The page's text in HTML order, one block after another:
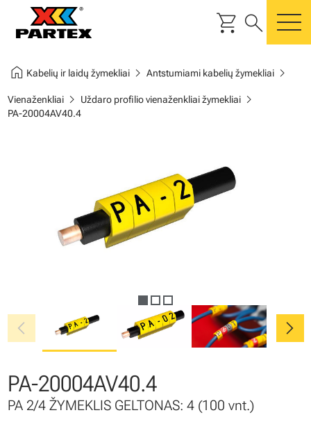
shopping_cart search
home Kabelių ir laidų žymekliaichevron_right Antstumiami kabelių žymekliaichevron_right
Vienaženkliaichevron_right Uždaro profilio vienaženkliai žymekliaichevron_right
PA-20004AV40.4
chevron_left chevron_right
PA-20004AV40.4
PA 2/4 ŽYMEKLIS GELTONAS: 4 (100 vnt.)